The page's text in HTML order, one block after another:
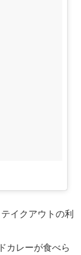
イクアウトの利
カレーが食べら